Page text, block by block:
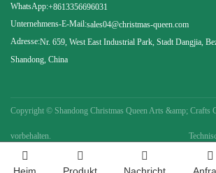
WhatsApp:+8613356696031
Unternehmens-E-Mail:sales04@christmas-queen.com
Adresse:Nr. 659, West East Industrial Park, Stadt Dangjia,
Shandong, China
Copyright © Shandong Christmas Queen Arts &amp; Crafts
vorbehalten.
Heim Produkt Nachricht